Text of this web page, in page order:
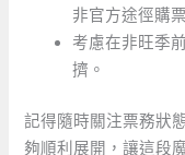
非官方途徑購
考慮在非旺季
擠。
記得隨時關注票務狀
夠順利展開，讓這段